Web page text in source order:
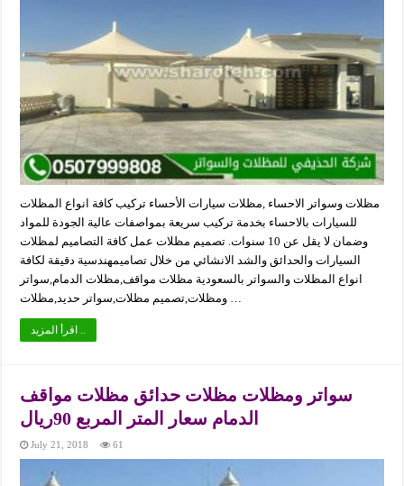
مظلات وسواتر الاحساء ,مظلات سيارات الأحساء تركيب كافة انواع المظلات
للسيارات بالاحساء بخدمة تركيب سريعة بمواصفات عالية الجودة للمواد
وضمان لا يقل عن 10 سنوات. تصميم مظلات عمل كافة التصاميم لمظلات
السيارات والحدائق والشد الانشائي من خلال تصاميمهندسية دقيقة لكافة
انواع المظلات والسواتر بالسعودية مظلات مواقف,مظلات الدمام,سواتر
ومظلات,تصميم مظلات,سواتر حديد,مظلات …
اقرأ المزيد ..
سواتر ومظلات مظلات حدائق مظلات مواقف
الدمام سعار المتر المربع 90ريال
July 21, 2018 61